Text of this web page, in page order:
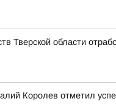
Тверской области
Королев отметил